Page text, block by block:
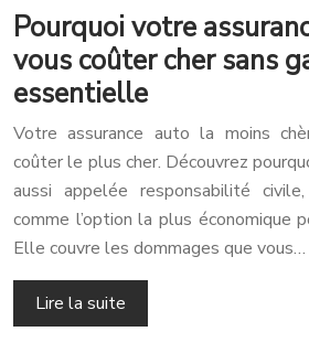
Pourquoi votre
vous coûter cher sans
essentielle
Votre assurance auto la moins
coûter le plus cher. Découvrez
aussi appelée responsabilité
comme l’option la plus économique
Elle couvre les dommages que vous…
Lire la suite